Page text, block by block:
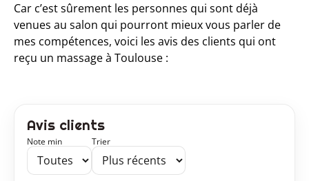
Car c’est sûrement les personnes qui sont déjà
venues au salon qui pourront mieux vous parler de
mes compétences, voici les avis des clients qui ont
reçu un massage à Toulouse :
Avis clients
Note min Trier